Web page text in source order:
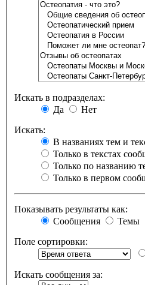
Искать в подразделах:
Да
Нет
Искать:
В названиях тем и
Только в текстах
Только по названию
Только в первом
Показывать результаты как:
Сообщения
Темы
Поле сортировки:
Искать сообщения за: